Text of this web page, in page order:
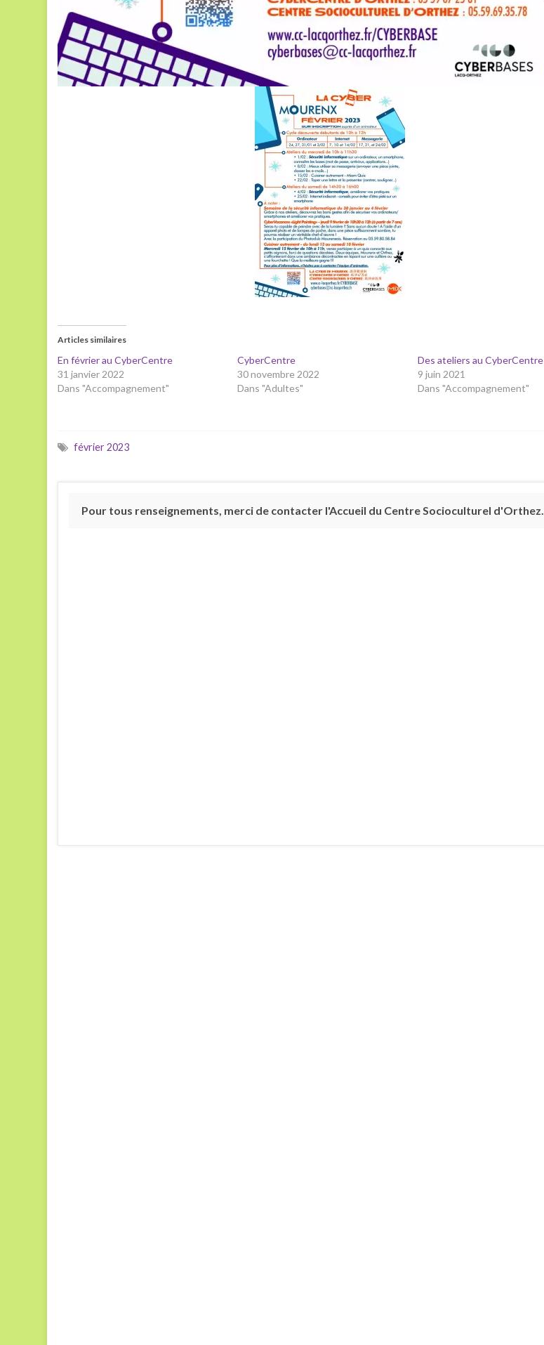
Articles similaires
En février au CyberCentre
31 janvier 2022
Dans "Accompagnement"
CyberCentre
30 novembre 2022
Dans "Adultes"
Des ateliers au CyberCentre
9 juin 2021
Dans "Accompagnement"
février 2023
Pour tous renseignements, merci de contacter l'Accueil du Centre Socioculturel d'Orthez.